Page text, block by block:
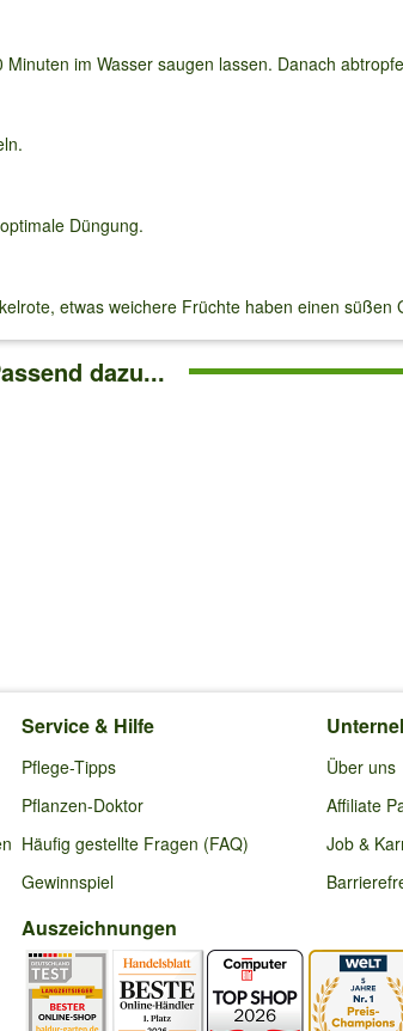
im Wasser saugen lassen. Danach
Düngung.
etwas weichere Früchte haben einen süßen
dazu...
Service & Hilfe
Pflege-Tipps
Pflanzen-Doktor
Häufig gestellte Fragen (FAQ)
Gewinnspiel
Über uns
Affiliate
Job &
Auszeichnungen